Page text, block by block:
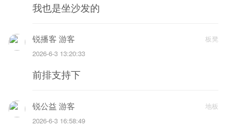
我也是坐沙发的
板凳
锐播客 游客
2026-6-3 13:20:33
前排支持下
地板
锐公益 游客
2026-6-3 16:58:49